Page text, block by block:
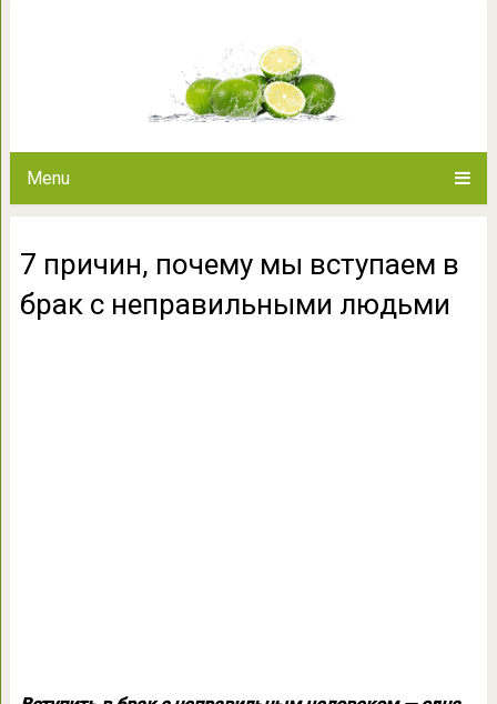
Menu
7 причин, почему мы вступаем в
брак с неправильными людьми